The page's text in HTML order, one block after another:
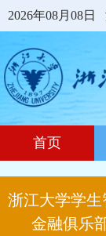
2026年08月08日
首页
浙江大学学生
金融俱乐